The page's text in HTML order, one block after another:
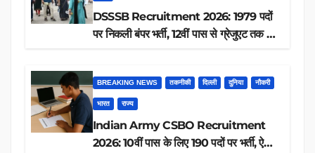
DSSSB Recruitment 2026: 1979 पदों
पर निकली बंपर भर्ती, 12वीं पास से ग्रेजुएट तक करें
BREAKING NEWS तकनीकी दिल्ली दुनिया नौकरी
भारत राज्य
Indian Army CSBO Recruitment
2026: 10वीं पास के लिए 190 पदों पर भर्ती, ऐसे